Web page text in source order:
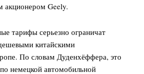
акционером Geely.
тарифы серьезно ограничат
китайскими
По словам Дуденхёффера, это
немецкой автомобильной